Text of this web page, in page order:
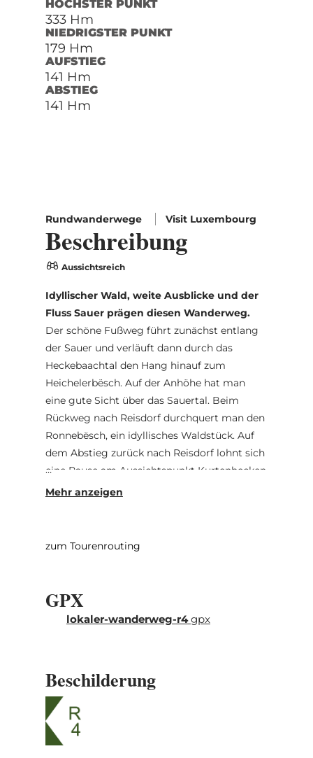
HÖCHSTER PUNKT
333 Hm
NIEDRIGSTER PUNKT
179 Hm
AUFSTIEG
141 Hm
ABSTIEG
141 Hm
Rundwanderwege Visit Luxembourg
Beschreibung
Aussichtsreich
Idyllischer Wald, weite Ausblicke und der
Fluss Sauer prägen diesen Wanderweg.
Der schöne Fußweg führt zunächst entlang
der Sauer und verläuft dann durch das
Heckebaachtal den Hang hinauf zum
Heichelerbësch. Auf der Anhöhe hat man
eine gute Sicht über das Sauertal. Beim
Rückweg nach Reisdorf durchquert man den
Ronnebësch, ein idyllisches Waldstück. Auf
dem Abstieg zurück nach Reisdorf lohnt sich
eine Pause am Aussichtspunkt Kurtenhecken
mit schönem Blick auf Reisdorf.
zum Tourenrouting
GPX
lokaler-wanderweg-r4gpx
Beschilderung